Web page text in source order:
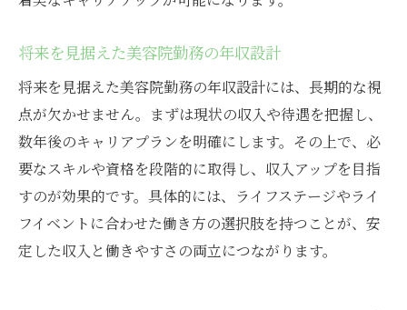
将来を見据えた美容院勤務の年収設計
将来を見据えた美容院勤務の年収設計には、長期的な視
点が欠かせません。まずは現状の収入や待遇を把握し、
数年後のキャリアプランを明確にします。その上で、必
要なスキルや資格を段階的に取得し、収入アップを目指
すのが効果的です。具体的には、ライフステージやライ
フイベントに合わせた働き方の選択肢を持つことが、安
定した収入と働きやすさの両立につながります。